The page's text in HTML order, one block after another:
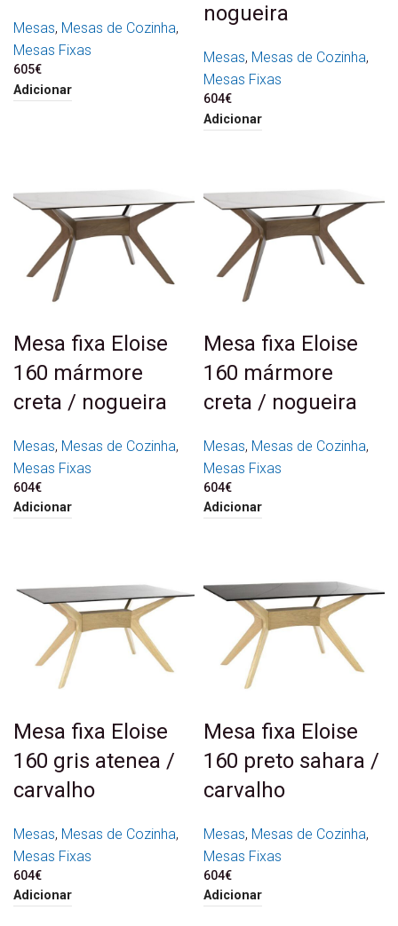
Mesas, Mesas de Cozinha,
Mesas Fixas
605€
Adicionar
nogueira
Mesas, Mesas de Cozinha,
Mesas Fixas
604€
Adicionar
Mesa fixa Eloise
160 mármore
creta / nogueira
Mesas, Mesas de Cozinha,
Mesas Fixas
604€
Adicionar
Mesa fixa Eloise
160 mármore
creta / nogueira
Mesas, Mesas de Cozinha,
Mesas Fixas
604€
Adicionar
Mesa fixa Eloise
160 gris atenea /
carvalho
Mesas, Mesas de Cozinha,
Mesas Fixas
604€
Adicionar
Mesa fixa Eloise
160 preto sahara /
carvalho
Mesas, Mesas de Cozinha,
Mesas Fixas
604€
Adicionar